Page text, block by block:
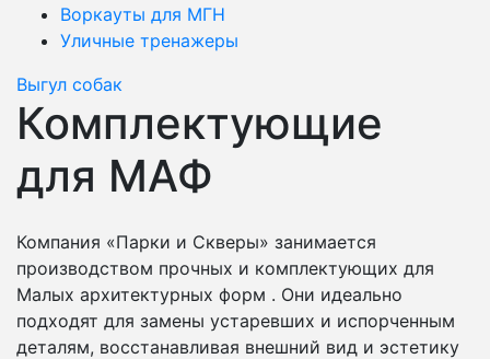
Воркауты для МГН
Уличные тренажеры
Выгул собак
Комплектующие
для МАФ
Компания «Парки и Скверы» занимается
производством прочных и комплектующих для
Малых архитектурных форм . Они идеально
подходят для замены устаревших и испорченным
деталям, восстанавливая внешний вид и эстетику